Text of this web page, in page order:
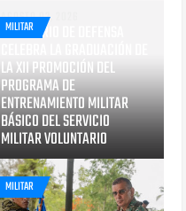
MILITAR
AGOSTO 03, 2026
MINISTERIO DE DEFENSA
LA XII PROMOCIÓN DEL
PROGRAMA DE
ENTRENAMIENTO MILITAR
BÁSICO DEL SERVICIO
MILITAR VOLUNTARIO
MILITAR